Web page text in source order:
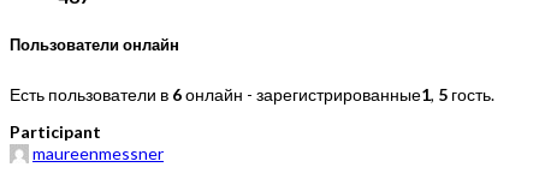
Пользователи онлайн
Есть пользователи в 6онлайн - зарегистрированные1, 5 гость.
Participant
maureenmessner